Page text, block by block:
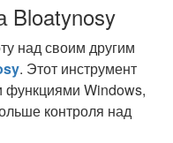
Bloatynosy
над своим другим
. Этот инструмент
функциями Windows,
контроля над